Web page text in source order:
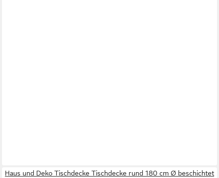
Haus und Deko Tischdecke Tischdecke rund 180 cm Ø beschichtet